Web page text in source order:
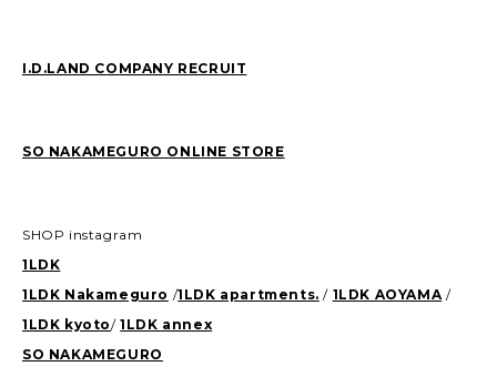
I.D.LAND COMPANY RECRUIT
SO NAKAMEGURO ONLINE STORE
SHOP instagram
1LDK
1LDK Nakameguro /1LDK apartments. / 1LDK AOYAMA/
1LDK kyoto/1LDK annex
SO NAKAMEGURO